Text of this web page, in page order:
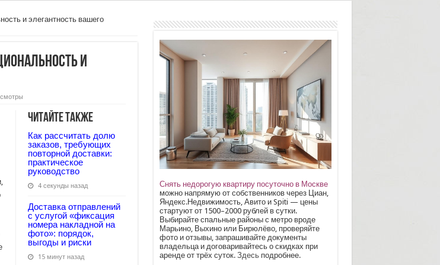
и элегантность вашего
и
Читайте также
Как рассчитать долю
заказов, требующих
повторной доставки:
практическое
руководство
4 секунды назад
Доставка отправлений
с услугой «фиксация
номера накладной на
фото»: порядок,
выгоды и риски
15 минут назад
Снять недорогую квартиру посуточно в Москве
можно напрямую от собственников через Циан,
Яндекс.Недвижимость, Авито и Spiti — цены
стартуют от 1500–2000 рублей в сутки.
Выбирайте спальные районы с метро вроде
Марьино, Выхино или Бирюлёво, проверяйте
фото и отзывы, запрашивайте документы
владельца и договаривайтесь о скидках при
аренде от трёх суток. Здесьподробнее.